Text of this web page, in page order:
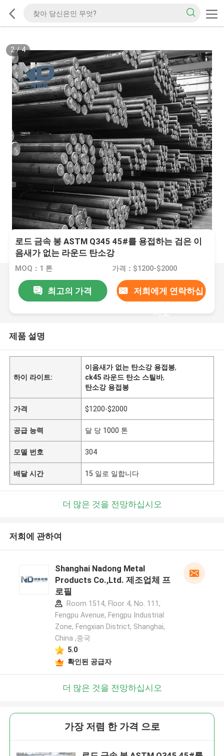
2/4
로드 금속 봉 ASTM Q345 45#를 용접하는 검은 이
음새가 없는 라운드 탄소강
MOQ：1 톤 가격：$1200-$2000
최고의 가격 저희에게 연락하십
시오
제품 설명
하이 라이트:
이음새가 없는 탄소강 용접봉,
ck45 라운드 탄소 스틸바,
탄소강 용접봉
가격 $1200-$2000
공급 능력 달 당 1000 톤
모델 번호 304
배달 시간 15 일로 일합니다
더 많은 것을 전망하십시오
저희에 관하여
Shanghai Nadong Metal
Products Co.,Ltd. 제조업체 프
로필
Room 1514, Floor 4, No. 111,
Fengpu Avenue, Fengpu Industrial
Zone, Fengxian District, Shanghai,
China ,중국
5.0
확인된 공급자
더 많은 것을 전망하십시오
가장 저렴 한 가격 으로